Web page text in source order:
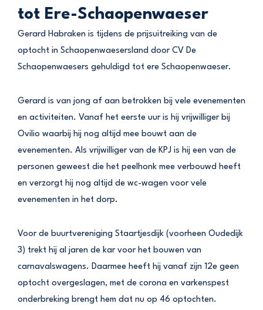
tot Ere-Schaopenwaeser
Gerard Habraken is tijdens de prijsuitreiking van de
optocht in Schaopenwaesersland door CV De
Schaopenwaesers gehuldigd tot ere Schaopenwaeser.
Gerard is van jong af aan betrokken bij vele evenementen
en activiteiten. Vanaf het eerste uur is hij vrijwilliger bij
Ovilio waarbij hij nog altijd mee bouwt aan de
evenementen. Als vrijwilliger van de KPJ is hij een van de
personen geweest die het peelhonk mee verbouwd heeft
en verzorgt hij nog altijd de wc-wagen voor vele
evenementen in het dorp.
Voor de buurtvereniging Staartjesdijk (voorheen Oudedijk
3) trekt hij al jaren de kar voor het bouwen van
carnavalswagens. Daarmee heeft hij vanaf zijn 12e geen
optocht overgeslagen, met de corona en varkenspest
onderbreking brengt hem dat nu op 46 optochten.